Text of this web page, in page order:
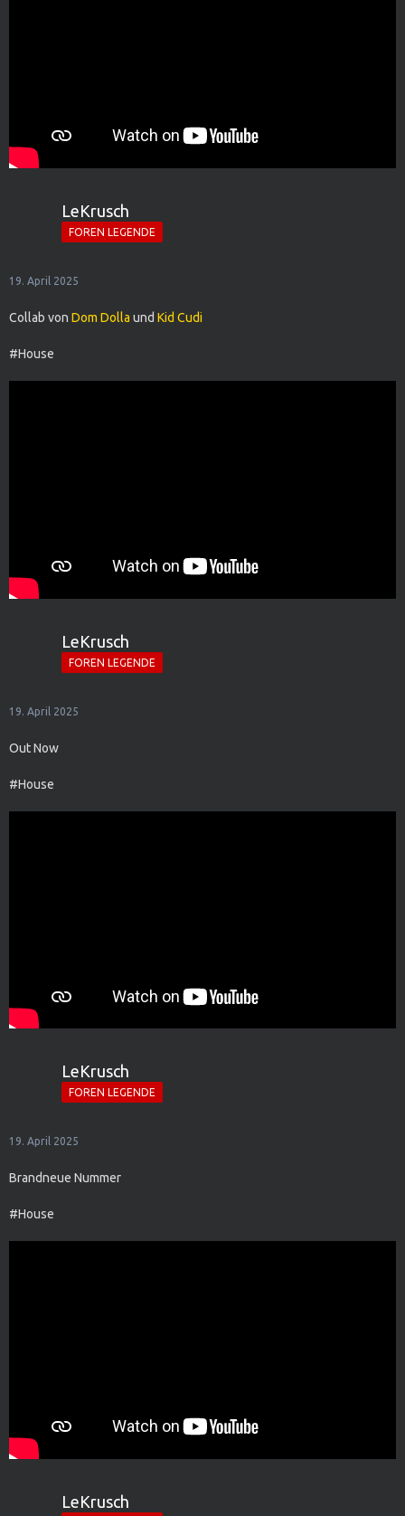
LeKrusch
FOREN LEGENDE
19. April 2025
Collab von Dom Dolla und Kid Cudi
#House
LeKrusch
FOREN LEGENDE
19. April 2025
Out Now
#House
LeKrusch
FOREN LEGENDE
19. April 2025
Brandneue Nummer
#House
LeKrusch